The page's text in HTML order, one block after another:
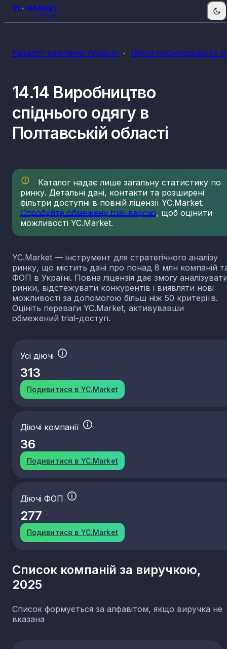
Каталог компаній України Легка промисловість
14.14 Виробництво
спіднього одягу в
Полтавській області
Каталог надає лише загальну статистику по
ринку. Детальні дані, контакти та розширені
фільтри доступні в повній ліцензії YC.Market.
Спробуйте обмежену trial-версію, щоб оцінити
можливості YC.Market.
YC.Market — інструмент для стратегічного аналізу
ринку, що містить дані про понад 8 млн компаній
ФОП в Україні. Повна ліцензія дає змогу
ринки, відстежувати конкурентів і виявляти нові
можливості за допомогою більш ніж 50 критеріїв.
Оцініть переваги YC.Market, активувавши
обмежений trial-доступ.
Усі діючі
313
Подивитися в YC.Market
Діючі компанії
36
Подивитися в YC.Market
Діючі ФОП
277
Подивитися в YC.Market
Список компаній за виручкою,
2025
Список формується за алфавітом, якщо виручка не
вказана